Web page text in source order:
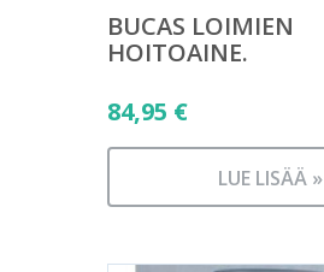
BUCAS LOIMIEN
HOITOAINE.
84,95 €
LUE LISÄÄ »